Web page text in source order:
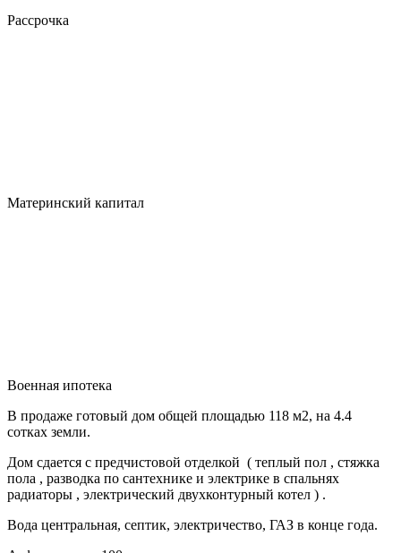
Рассрочка
Материнский капитал
Военная ипотека
В продаже готовый дом общей площадью 118 м2, на 4.4
сотках земли.
Дом сдается с предчистовой отделкой ( теплый пол , стяжка
пола , разводка по сантехнике и электрике в спальнях
радиаторы , электрический двухконтурный котел ) .
Вода центральная, септик, электричество, ГАЗ в конце года.